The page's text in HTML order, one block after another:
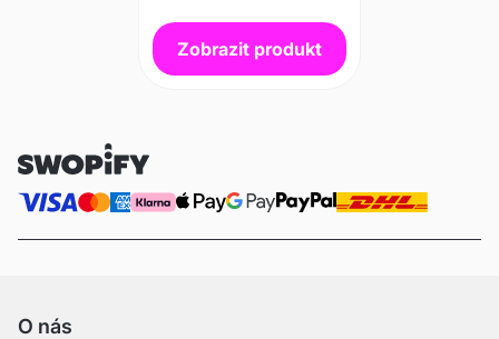
Zobrazit produkt
O nás